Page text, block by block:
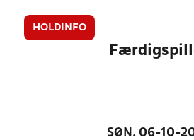
HOLDINFO
SØN. 06-10-